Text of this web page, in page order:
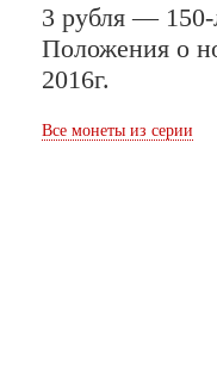
3 рубля — 150-
Положения о
2016г.
Все монеты из серии